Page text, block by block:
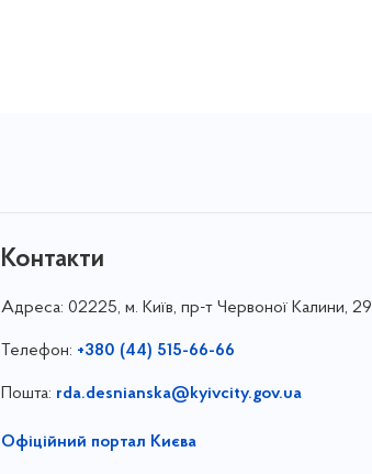
Контакти
Адреса: 02225, м. Київ, пр-т Червоної Калини, 29
Телефон: +380 (44) 515-66-66
Пошта: rda.desnianska@kyivcity.gov.ua
Офіційний портал Києва